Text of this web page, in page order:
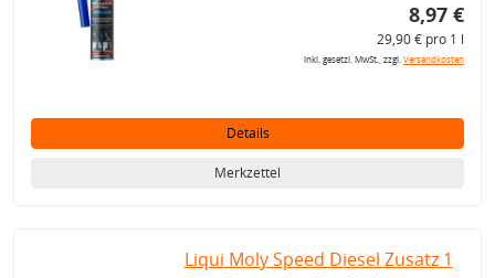
8,97 €
29,90 € pro 1 l
inkl. gesetzl. MwSt., zzgl.Versandkosten
Details
Merkzettel
Liqui Moly Speed Diesel Zusatz 1